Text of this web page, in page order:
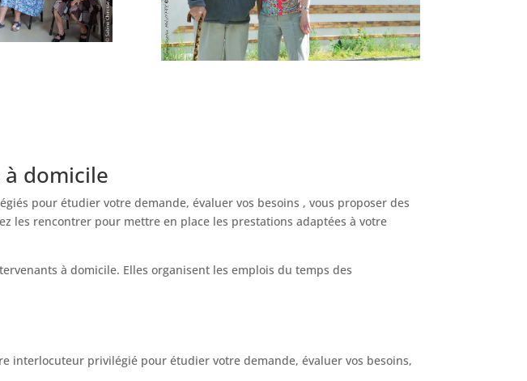
domicile
pour étudier votre demande, évaluer vos besoins , vous proposer des
les rencontrer pour mettre en place les prestations adaptées à votre
à domicile. Elles organisent les emplois du temps des
interlocuteur privilégié pour étudier votre demande, évaluer vos besoins,